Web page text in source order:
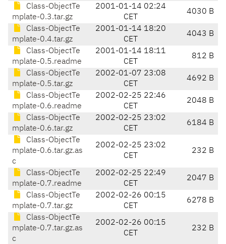
Class-ObjectTe
mplate-0.3.tar.gz
2001-01-14 02:24
CET
4030 B
Class-ObjectTe
mplate-0.4.tar.gz
2001-01-14 18:20
CET
4043 B
Class-ObjectTe
mplate-0.5.readme
2001-01-14 18:11
CET
812 B
Class-ObjectTe
mplate-0.5.tar.gz
2002-01-07 23:08
CET
4692 B
Class-ObjectTe
mplate-0.6.readme
2002-02-25 22:46
CET
2048 B
Class-ObjectTe
mplate-0.6.tar.gz
2002-02-25 23:02
CET
6184 B
Class-ObjectTe
mplate-0.6.tar.gz.as
c
2002-02-25 23:02
CET
232 B
Class-ObjectTe
mplate-0.7.readme
2002-02-25 22:49
CET
2047 B
Class-ObjectTe
mplate-0.7.tar.gz
2002-02-26 00:15
CET
6278 B
Class-ObjectTe
mplate-0.7.tar.gz.as
c
2002-02-26 00:15
CET
232 B